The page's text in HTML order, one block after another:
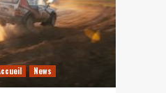
News